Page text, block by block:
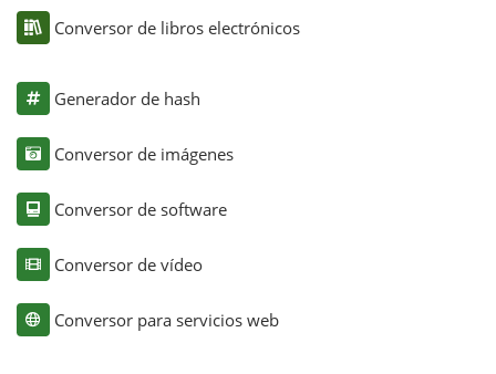
Conversor de libros electrónicos
Generador de hash
Conversor de imágenes
Conversor de software
Conversor de vídeo
Conversor para servicios web